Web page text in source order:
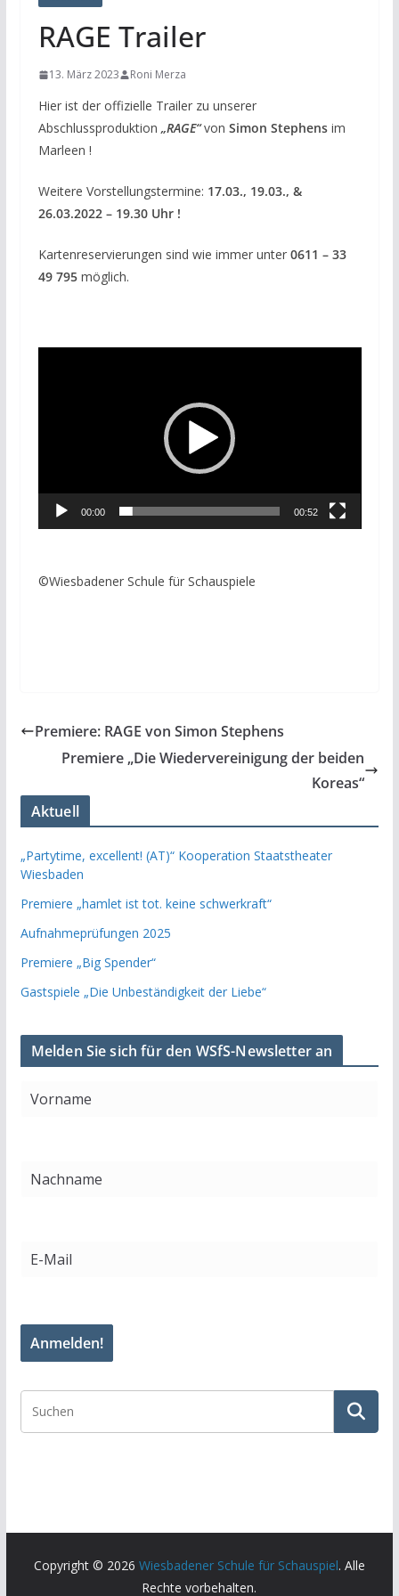
RAGE Trailer
13. März 2023 Roni Merza
Hier ist der offizielle Trailer zu unserer
Abschlussproduktion „RAGE“von Simon Stephensim
Marleen !
Weitere Vorstellungstermine: 17.03., 19.03., &
26.03.2022 – 19.30 Uhr !
Kartenreservierungen sind wie immer unter 0611 – 33
49 795möglich.
00:00 00:52
©Wiesbadener Schule für Schauspiele
Premiere: RAGE von Simon Stephens
Premiere „Die Wiedervereinigung der beiden
Koreas“
Aktuell
„Partytime, excellent! (AT)“ Kooperation Staatstheater
Wiesbaden
Premiere „hamlet ist tot. keine schwerkraft“
Aufnahmeprüfungen 2025
Premiere „Big Spender“
Gastspiele „Die Unbeständigkeit der Liebe“
Melden Sie sich für den WSfS-Newsletter an
Copyright © 2026 Wiesbadener Schule für Schauspiel. Alle
Rechte vorbehalten.